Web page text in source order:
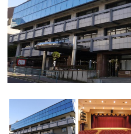
キ
ッ
プ
記
事
本
体